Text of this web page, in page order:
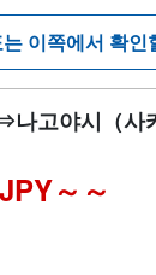
이쪽에서 확인
나고야시（사
～